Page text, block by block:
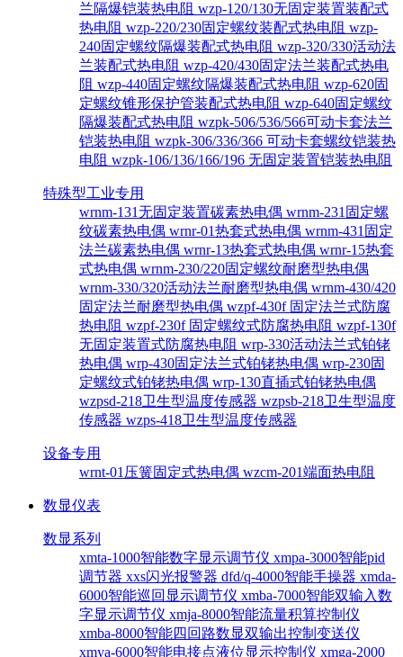
兰隔爆铠装热电阻 wzp-120/130无固定装置装配式
热电阻 wzp-220/230固定螺纹装配式热电阻 wzp-
240固定螺纹隔爆装配式热电阻 wzp-320/330活动法
兰装配式热电阻 wzp-420/430固定法兰装配式热电
阻 wzp-440固定螺纹隔爆装配式热电阻 wzp-620固
定螺纹锥形保护管装配式热电阻 wzp-640固定螺纹
隔爆装配式热电阻 wzpk-506/536/566可动卡套法兰
铠装热电阻 wzpk-306/336/366 可动卡套螺纹铠装热
电阻 wzpk-106/136/166/196 无固定装置铠装热电阻
特殊型工业专用
wrnm-131无固定装置碳素热电偶 wrnm-231固定螺
纹碳素热电偶 wrnr-01热套式热电偶 wrnm-431固定
法兰碳素热电偶 wrnr-13热套式热电偶 wrnr-15热套
式热电偶 wrnm-230/220固定螺纹耐磨型热电偶
wrnm-330/320活动法兰耐磨型热电偶 wrnm-430/420
固定法兰耐磨型热电偶 wzpf-430f 固定法兰式防腐
热电阻 wzpf-230f 固定螺纹式防腐热电阻 wzpf-130f
无固定装置式防腐热电阻 wrp-330活动法兰式铂铑
热电偶 wrp-430固定法兰式铂铑热电偶 wrp-230固
定螺纹式铂铑热电偶 wrp-130直插式铂铑热电偶
wzpsd-218卫生型温度传感器 wzpsb-218卫生型温度
传感器 wzps-418卫生型温度传感器
设备专用
wrnt-01压簧固定式热电偶 wzcm-201端面热电阻
数显仪表
数显系列
xmta-1000智能数字显示调节仪 xmpa-3000智能pid
调节器 xxs闪光报警器 dfd/q-4000智能手操器 xmda-
6000智能巡回显示调节仪 xmba-7000智能双输入数
字显示调节仪 xmja-8000智能流量积算控制仪
xmba-8000智能四回路数显双输出控制变送仪
xmya-6000智能电接点液位显示控制仪 xmga-2000